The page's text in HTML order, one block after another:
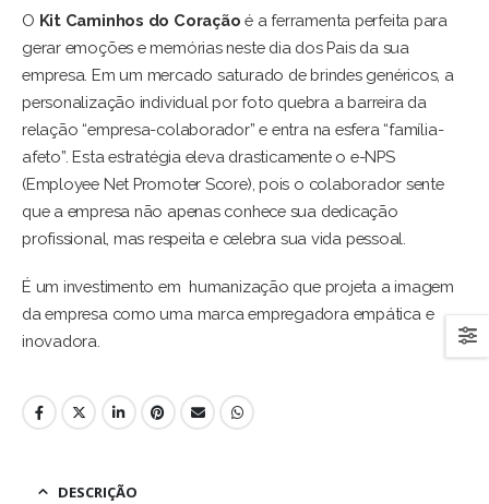
O Kit Caminhos do Coração é a ferramenta perfeita para
gerar emoções e memórias neste dia dos Pais da sua
empresa. Em um mercado saturado de brindes genéricos, a
personalização individual por foto quebra a barreira da
relação “empresa-colaborador” e entra na esfera “família-
afeto”. Esta estratégia eleva drasticamente o e-NPS
(Employee Net Promoter Score), pois o colaborador sente
que a empresa não apenas conhece sua dedicação
profissional, mas respeita e celebra sua vida pessoal.
É um investimento em humanização que projeta a imagem
da empresa como uma marca empregadora empática e
inovadora.
DESCRIÇÃO